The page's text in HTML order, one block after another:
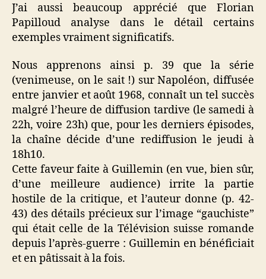
J’ai aussi beaucoup apprécié que Florian
Papilloud analyse dans le détail certains
exemples vraiment significatifs.
Nous apprenons ainsi p. 39 que la série
(venimeuse, on le sait !) sur Napoléon, diffusée
entre janvier et août 1968, connaît un tel succès
malgré l’heure de diffusion tardive (le samedi à
22h, voire 23h) que, pour les derniers épisodes,
la chaîne décide d’une rediffusion le jeudi à
18h10.
Cette faveur faite à Guillemin (en vue, bien sûr,
d’une meilleure audience) irrite la partie
hostile de la critique, et l’auteur donne (p. 42-
43) des détails précieux sur l’image “gauchiste”
qui était celle de la Télévision suisse romande
depuis l’après-guerre : Guillemin en bénéficiait
et en pâtissait à la fois.